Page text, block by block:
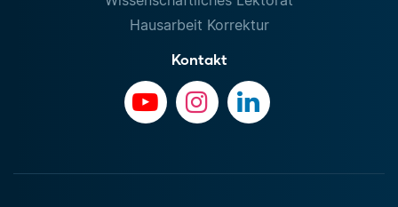
Hausarbeit Korrektur
Kontakt